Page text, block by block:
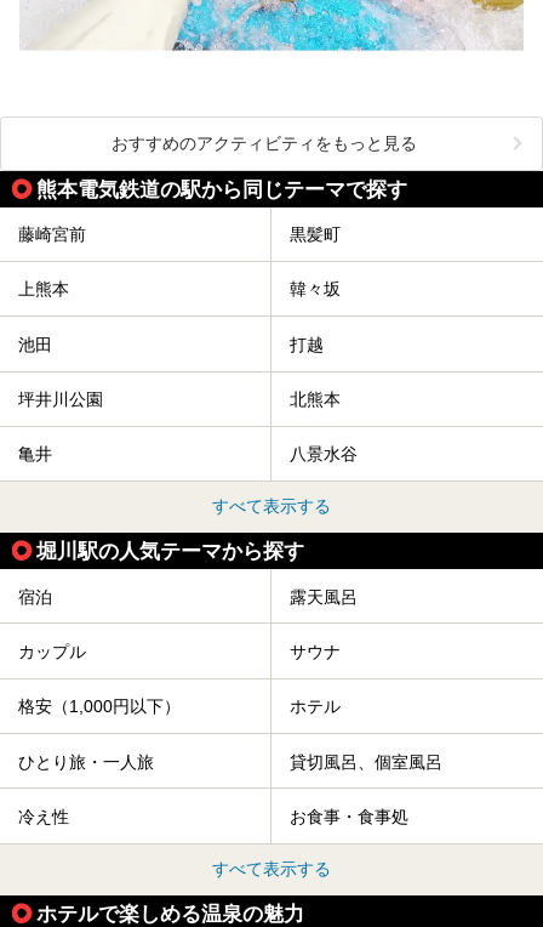
おすすめのアクティビティをもっと見る
熊本電気鉄道の駅から同じテーマで探す
藤崎宮前 黒髪町
上熊本 韓々坂
池田 打越
坪井川公園 北熊本
亀井 八景水谷
すべて表示する
堀川駅の人気テーマから探す
宿泊 露天風呂
カップル サウナ
格安（1,000円以下） ホテル
ひとり旅・一人旅 貸切風呂、個室風呂
冷え性 お食事・食事処
すべて表示する
ホテルで楽しめる温泉の魅力